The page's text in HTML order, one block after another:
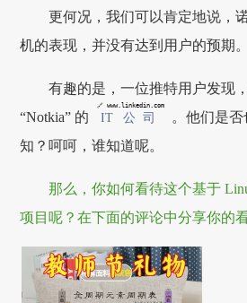
更何况，我们可以肯定地说，
机的表现，并没有达到用户的预期。
有趣的是，一位推特用户发现
“Notkia” 的
IT 公司
🔗 www.linkedin.com
。他们是
知？呵呵，谁知道呢。
那么，你如何看待这个基于
项目呢？在下面的评论中分享你的